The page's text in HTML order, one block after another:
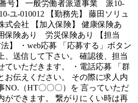
号】 一般労働者派遣事業 派10-
ユ-010012 【勤務先】 藤田ソリュ
式会社 【加入保険】 健康保険あ
険あり 労災保険あり 【担当
】 ・web応募 「応募する」ボタン
、送信して下さい。 確認後、担当
ていただきます。 ・電話応募 「群
お伝えください。 その際に求人内
NO.（HT〇〇〇）を 言っていただ
ができます。 繋がりにくい時は再